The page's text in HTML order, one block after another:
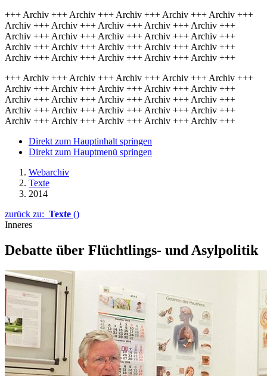
+++ Archiv +++ Archiv +++ Archiv +++ Archiv +++ Archiv +++
Archiv +++ Archiv +++ Archiv +++ Archiv +++ Archiv +++
Archiv +++ Archiv +++ Archiv +++ Archiv +++ Archiv +++
Archiv +++ Archiv +++ Archiv +++ Archiv +++ Archiv +++
Archiv +++ Archiv +++ Archiv +++ Archiv +++ Archiv +++
+++ Archiv +++ Archiv +++ Archiv +++ Archiv +++ Archiv +++
Archiv +++ Archiv +++ Archiv +++ Archiv +++ Archiv +++
Archiv +++ Archiv +++ Archiv +++ Archiv +++ Archiv +++
Archiv +++ Archiv +++ Archiv +++ Archiv +++ Archiv +++
Archiv +++ Archiv +++ Archiv +++ Archiv +++ Archiv +++
Direkt zum Hauptinhalt springen
Direkt zum Hauptmenü springen
Webarchiv
Texte
2014
zurück zu: Texte ()
Inneres
Debatte über Flüchtlings- und Asylpolitik